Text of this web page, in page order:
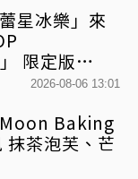
星冰樂」來
限定版
小熊杯」
2026-08-06 13:01
Baking
茶泡芙、芒